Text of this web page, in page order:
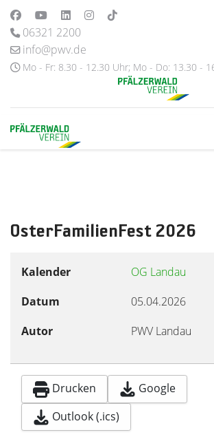
06321 2200
info@pwv.de
Mo - Fr: 8.30 - 12.30 Uhr; Mo - Do: 13.30 -
OsterFamilienFest 2026
Kalender
OG Landau
Datum
05.04.2026
Autor
PWV Landau
Drucken
Google
Outlook (.ics)